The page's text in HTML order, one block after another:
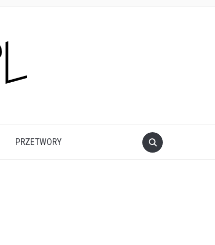
PRZETWORY